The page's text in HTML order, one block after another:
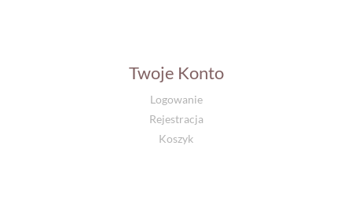
Twoje Konto
Logowanie
Rejestracja
Koszyk